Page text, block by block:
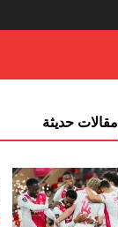
مقالات حديثة